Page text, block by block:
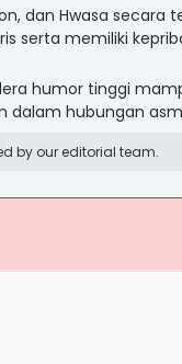
dan Hwasa secara
serta memiliki
humor tinggi
dalam hubungan
by our editorial team.